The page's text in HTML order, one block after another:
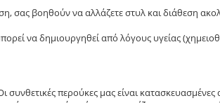
σας βοηθούν να αλλάζετε στυλ και διάθεση
να δημιουργηθεί από λόγους υγείας
συνθετικές περούκες μας είναι